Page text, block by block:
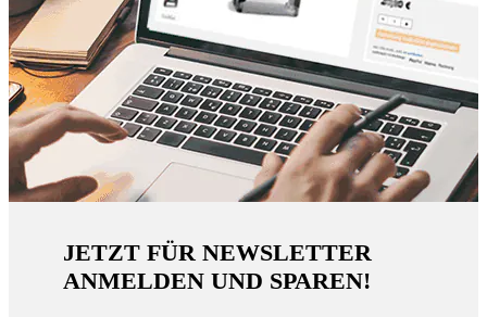
JETZT FÜR NEWSLETTER
ANMELDEN UND SPAREN!